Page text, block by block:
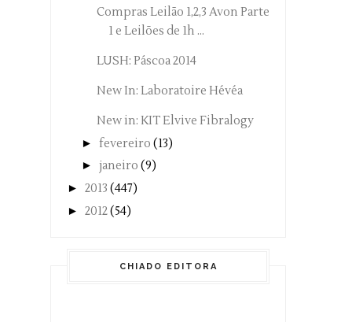
Compras Leilão 1,2,3 Avon Parte
1 e Leilões de 1h ...
LUSH: Páscoa 2014
New In: Laboratoire Hévéa
New in: KIT Elvive Fibralogy
► fevereiro (13)
► janeiro (9)
► 2013 (447)
► 2012(54)
CHIADO EDITORA